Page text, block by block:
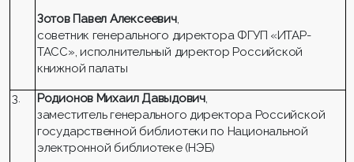
Зотов Павел Алексеевич,
советник генерального директора ФГУП «ИТАР-
ТАСС», исполнительный директор Российской
книжной палаты
3. Родионов Михаил Давыдович,
заместитель генерального директора Российской
государственной библиотеки по Национальной
электронной библиотеке (НЭБ)